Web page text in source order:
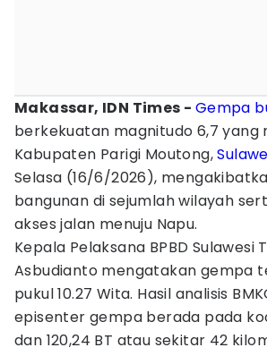
Makassar, IDN Times - Gempa
berkekuatan magnitudo 6,7 yang
Kabupaten Parigi Moutong,
Selasa (16/6/2026),
bangunan di sejumlah wilayah
akses jalan menuju Napu.
Kepala Pelaksana BPBD Sulawesi
Asbudianto mengatakan gempa
pukul 10.27 Wita. Hasil analisis
episenter gempa berada pada
dan 120,24 BT atau sekitar 42